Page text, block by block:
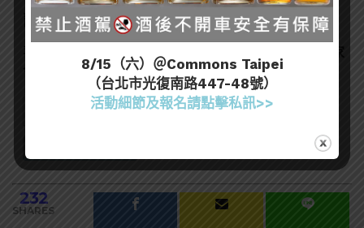
訂閱一飲樂酒誌電子報
會員優惠吧！
232
SHARES
8/15（六）＠Commons Taipei
（台北市光復南路447-48號）
活動細節及報名請點擊私訊>>